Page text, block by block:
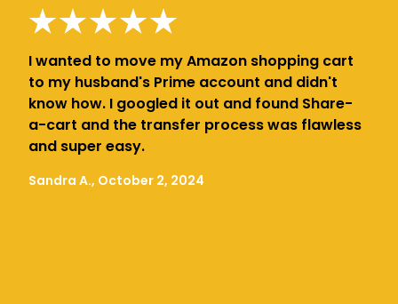
I wanted to move my Amazon shopping cart
to my husband's Prime account and didn't
know how. I googled it out and found Share-
a-cart and the transfer process was flawless
and super easy.
Sandra A., October 2, 2024